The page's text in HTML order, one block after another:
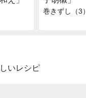
巻きずし（3）
いレシピ